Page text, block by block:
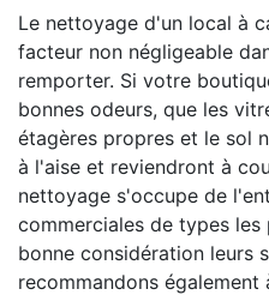
Le nettoyage d'un local à
facteur non négligeable
remporter. Si votre
bonnes odeurs, que les
étagères propres et le sol
à l'aise et reviendront à
nettoyage s'occupe de
commerciales de types
bonne considération leurs
recommandons également